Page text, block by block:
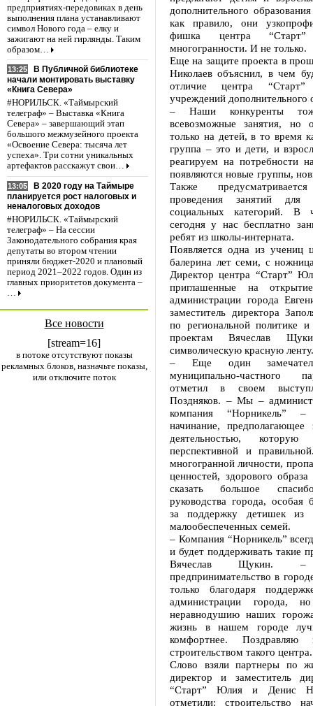
предприятиях-передовиках в день
выполнения плана устанавливают
символ Нового года – елку и
зажигают на ней гирлянды. Таким
образом…
13:25
В Публичной библиотеке
начали монтировать выставку
«Книга Севера»
#НОРИЛЬСК. «Таймырский
телеграф» – Выставка «Книга
Севера» – завершающий этап
большого межмузейного проекта
«Освоение Севера: тысяча лет
успеха». Три сотни уникальных
артефактов расскажут свои…
13:05
В 2020 году на Таймыре
планируется рост налоговых и
неналоговых доходов
#НОРИЛЬСК. «Таймырский
телеграф» – На сессии
Законодательного собрания края
депутаты во втором чтении
приняли бюджет-2020 и плановый
период 2021–2022 годов. Один из
главных приоритетов документа –
…
Все новости
[stream=16]
в потоке отсутствуют показы
рекламных блоков, назначьте показы,
или отключите поток
дополнительного
как правило, они
фишка центра
многогранности. И не только.
Еще на защите проекта в
Николаев объяснил, в чем
отличие центра
учреждений дополнительного
– Наши конкуренты
всевозможные занятия, но
только на детей, в то время
группа – это и дети, и
реагируем на потребности
появляются новые группы,
Также
проведения занятий для
социальных категорий. В
сегодня у нас бесплатно
ребят из школы-интерната.
Появляется одна из учениц
балерина лет семи, с
Директор центра “Старт”
приглашенные на
администрации города
заместитель директора
по региональной политике
проектам Вячеслав
символическую красную ленту.
– Еще один
муниципально-частного
отметил в своем
Поздняков. – Мы –
компания “Норникель” –
начинание, предполагающее
деятельностью,
перспективной и
многогранной личности,
ценностей, здорового
сказать большое
руководства города, особая
за поддержку детишек из
малообеспеченных семей.
– Компания “Норникель”
и будет поддерживать такие
Вячеслав Щукин. –
предпринимательство в
только благодаря
администрации города,
неравнодушию наших
жизнь в нашем городе
комфортнее.
строительством такого центра.
Слово взяли партнеры по
директор и заместитель
“Старт” Юлия и Денис
отметили: строительство